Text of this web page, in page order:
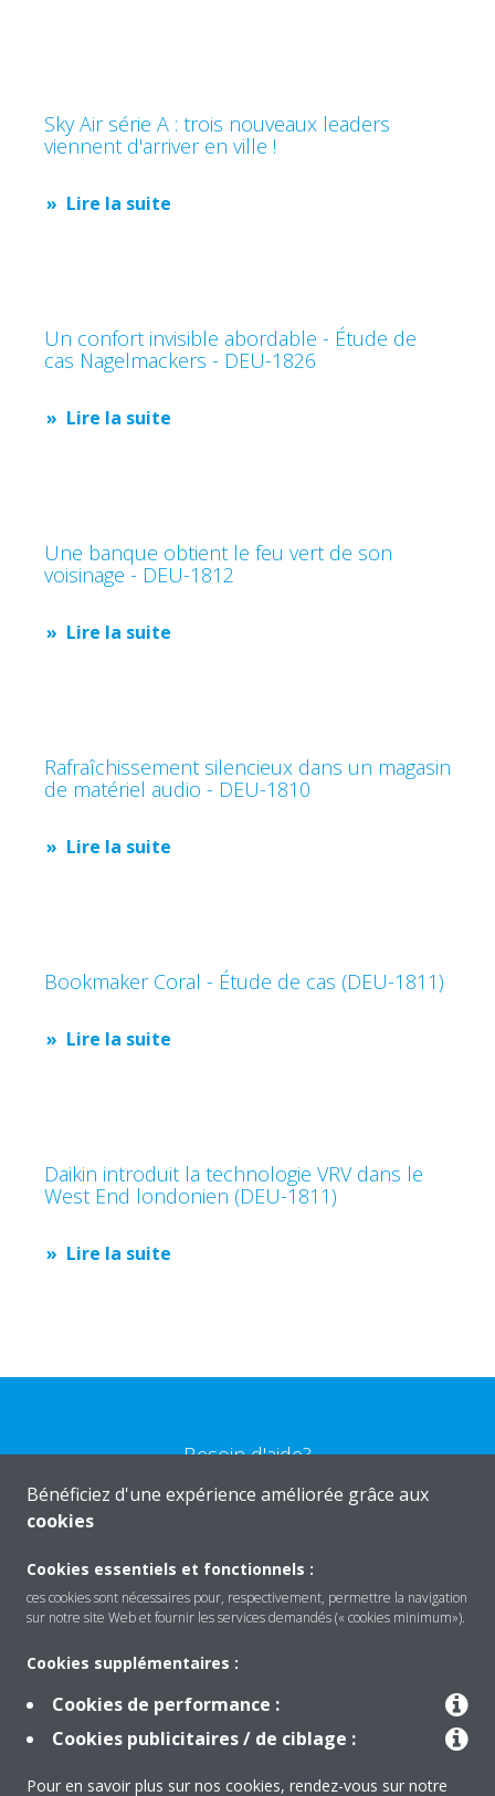
Sky Air série A : trois nouveaux leaders
viennent d'arriver en ville !
Lire la suite
Un confort invisible abordable - Étude de
cas Nagelmackers - DEU-1826
Lire la suite
Une banque obtient le feu vert de son
voisinage - DEU-1812
Lire la suite
Rafraîchissement silencieux dans un magasin
de matériel audio - DEU-1810
Lire la suite
Bookmaker Coral - Étude de cas (DEU-1811)
Lire la suite
Daikin introduit la technologie VRV dans le
West End londonien (DEU-1811)
Lire la suite
Besoin d'aide?
Produits
Solutions
Bénéficiez d'une expérience améliorée grâce aux
cookies
Cookies essentiels et fonctionnels :
ces cookies sont nécessaires pour, respectivement, permettre la navigation
sur notre site Web et fournir les services demandés (« cookies minimum»).
Cookies supplémentaires :
Cookies de performance :
Cookies publicitaires / de ciblage :
Pour en savoir plus sur nos cookies, rendez-vous sur notre